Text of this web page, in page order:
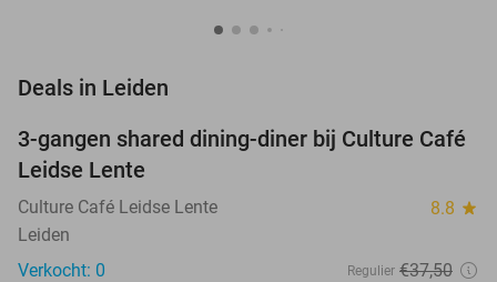
Deals in Leiden
35%
NEW
TODAY
3-gangen shared dining-diner bij Culture Café
Leidse Lente
Culture Café Leidse Lente 8.8 star
Leiden
Verkocht: 0
Regulier €37,50